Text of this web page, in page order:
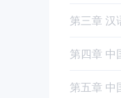
第三章 汉
第四章 中
第五章 中